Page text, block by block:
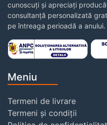
cunoscuți și apreciați
consultanță personalizată
pe întreaga perioadă a anului.
Meniu
Termeni de livrare
Termeni și condiții